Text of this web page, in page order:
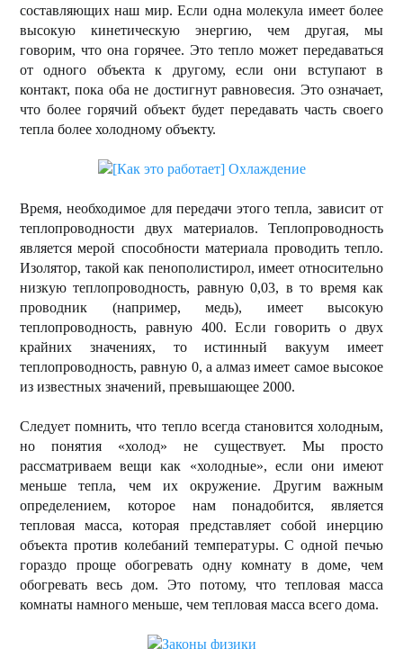
составляющих наш мир. Если одна молекула имеет более
высокую кинетическую энергию, чем другая, мы
говорим, что она горячее. Это тепло может передаваться
от одного объекта к другому, если они вступают в
контакт, пока оба не достигнут равновесия. Это означает,
что более горячий объект будет передавать часть своего
тепла более холодному объекту.
Время, необходимое для передачи этого тепла, зависит от
теплопроводности двух материалов. Теплопроводность
является мерой способности материала проводить тепло.
Изолятор, такой как пенополистирол, имеет относительно
низкую теплопроводность, равную 0,03, в то время как
проводник (например, медь), имеет высокую
теплопроводность, равную 400. Если говорить о двух
крайних значениях, то истинный вакуум имеет
теплопроводность, равную 0, а алмаз имеет самое высокое
из известных значений, превышающее 2000.
Следует помнить, что тепло всегда становится холодным,
но понятия «холод» не существует. Мы просто
рассматриваем вещи как «холодные», если они имеют
меньше тепла, чем их окружение. Другим важным
определением, которое нам понадобится, является
тепловая масса, которая представляет собой инерцию
объекта против колебаний температуры. С одной печью
гораздо проще обогревать одну комнату в доме, чем
обогревать весь дом. Это потому, что тепловая масса
комнаты намного меньше, чем тепловая масса всего дома.